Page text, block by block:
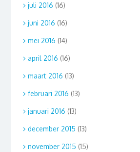
juli 2016 (16)
juni 2016 (16)
mei 2016 (14)
april 2016 (16)
maart 2016 (13)
februari 2016 (13)
januari 2016 (13)
december 2015 (13)
november 2015 (15)